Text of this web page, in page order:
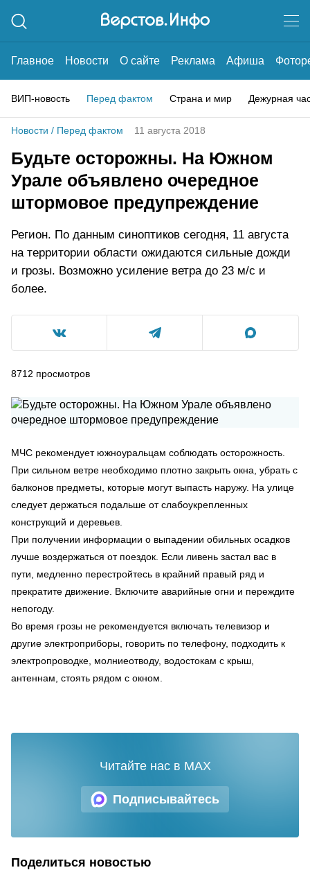
Главное Новости О сайте Реклама Афиша
ВИП-новость Перед фактом Страна и мир Дежурная
Новости / Перед фактом 11 августа 2018
Будьте осторожны. На Южном
Урале объявлено очередное
штормовое предупреждение
Регион. По данным синоптиков сегодня, 11 августа
на территории области ожидаются сильные дожди
и грозы. Возможно усиление ветра до 23 м/с и
более.
8712 просмотров
МЧС рекомендует южноуральцам соблюдать осторожность.
При сильном ветре необходимо плотно закрыть окна, убрать с
балконов предметы, которые могут выпасть наружу. На улице
следует держаться подальше от слабоукрепленных
конструкций и деревьев.
При получении информации о выпадении обильных осадков
лучше воздержаться от поездок. Если ливень застал вас в
пути, медленно перестройтесь в крайний правый ряд и
прекратите движение. Включите аварийные огни и переждите
непогоду.
Во время грозы не рекомендуется включать телевизор и
другие электроприборы, говорить по телефону, подходить к
электропроводке, молниеотводу, водостокам с крыш,
антеннам, стоять рядом с окном.
Подписывайтесь
Читайте нас в MAX
Поделиться новостью